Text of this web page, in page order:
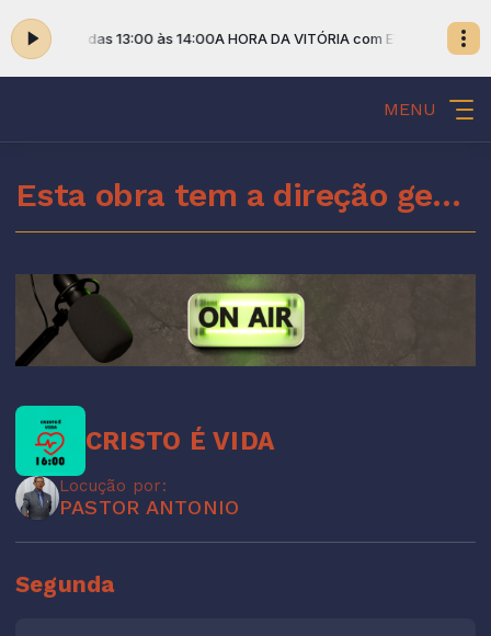
SIDNEY das 13:00 às 14:00A HORA DA VITÓRIA com EV. SIDNEY das
MENU
Esta obra tem a direção geral do Espírito Santo de Deus
CRISTO É VIDA
Locução por:
PASTOR ANTONIO
Segunda